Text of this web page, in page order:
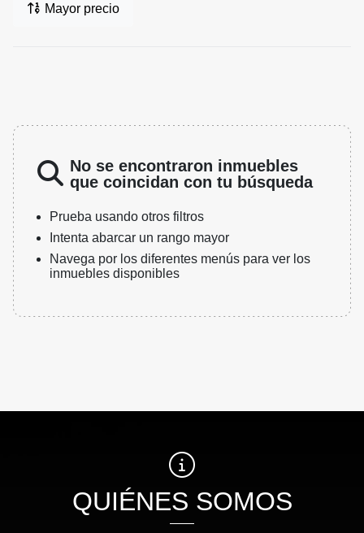
Mayor precio
No se encontraron inmuebles
que coincidan con tu búsqueda
Prueba usando otros filtros
Intenta abarcar un rango mayor
Navega por los diferentes menús para ver los
inmuebles disponibles
QUIÉNES SOMOS